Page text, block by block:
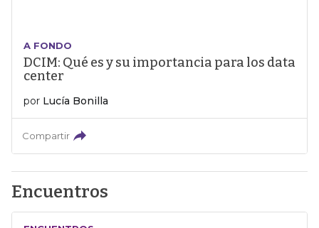
A FONDO
DCIM: Qué es y su importancia para los data
center
por Lucía Bonilla
Compartir
Encuentros